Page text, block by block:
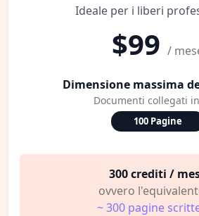
Ideale per i liberi
$99 /
Dimensione massima
Documenti collegati
100 Pagine
300 crediti /
ovvero
~ 300 pagine